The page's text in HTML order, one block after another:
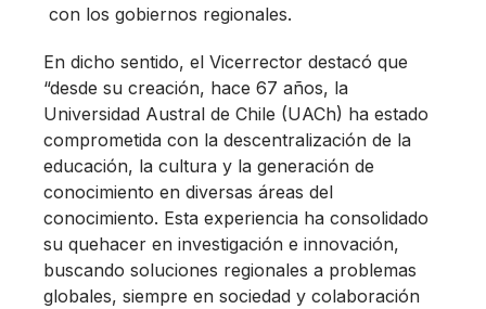
con los gobiernos regionales.
En dicho sentido, el Vicerrector destacó que
“desde su creación, hace 67 años, la
Universidad Austral de Chile (UACh) ha estado
comprometida con la descentralización de la
educación, la cultura y la generación de
conocimiento en diversas áreas del
conocimiento. Esta experiencia ha consolidado
su quehacer en investigación e innovación,
buscando soluciones regionales a problemas
globales, siempre en sociedad y colaboración